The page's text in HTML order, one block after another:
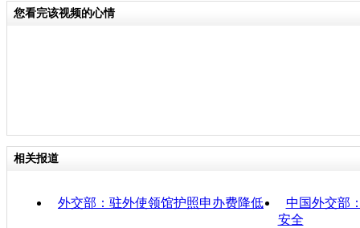
您看完该视频的心情
相关报道
外交部：驻外使领馆护照申办费降低
中国外交部
安全